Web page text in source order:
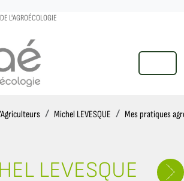
L'AGROÉCOLOGIE
MENU
Michel LEVESQUE Mes pratiques
LEVESQUE